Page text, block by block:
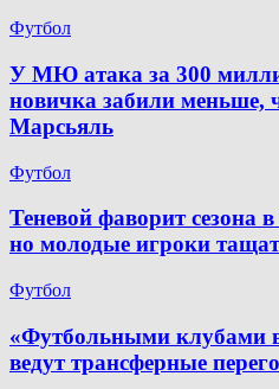
Футбол
У МЮ атака за 300
новичка забили меньше,
Марсьяль
Футбол
Теневой фаворит сезона
но молодые игроки
Футбол
«Футбольными клубами
ведут трансферные